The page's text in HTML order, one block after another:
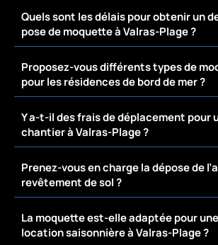
Quels sont les délais pour obtenir un
pose de moquette à Valras-Plage ?
Proposez-vous différents types de
pour les résidences de bord de mer ?
Y a-t-il des frais de déplacement pour
chantier à Valras-Plage ?
Prenez-vous en charge la dépose de
revêtement de sol ?
La moquette est-elle adaptée pour une
location saisonnière à Valras-Plage ?